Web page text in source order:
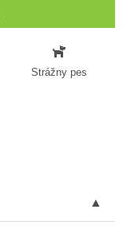
Strážny pes